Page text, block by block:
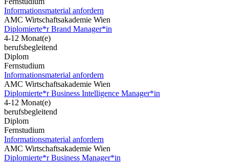
Informationsmaterial anfordern
AMC Wirtschaftsakademie Wien
Diplomierte*r Brand Manager*in
4-12 Monat(e)
berufsbegleitend
Diplom
Fernstudium
Informationsmaterial anfordern
AMC Wirtschaftsakademie Wien
Diplomierte*r Business Intelligence Manager*in
4-12 Monat(e)
berufsbegleitend
Diplom
Fernstudium
Informationsmaterial anfordern
AMC Wirtschaftsakademie Wien
Diplomierte*r Business Manager*in